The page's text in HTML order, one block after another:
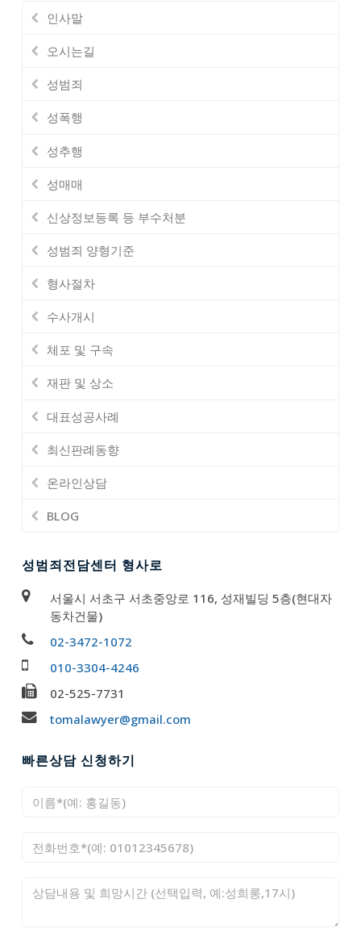
인사말
오시는길
성범죄
성폭행
성추행
성매매
신상정보등록 등 부수처분
성범죄 양형기준
형사절차
수사개시
체포 및 구속
재판 및 상소
대표성공사례
최신판례동향
온라인상담
BLOG
성범죄전담센터 형사로
서울시 서초구 서초중앙로 116, 성재빌딩 5층(현대자
동차건물)
02-3472-1072
010-3304-4246
02-525-7731
tomalawyer@gmail.com
빠른상담 신청하기